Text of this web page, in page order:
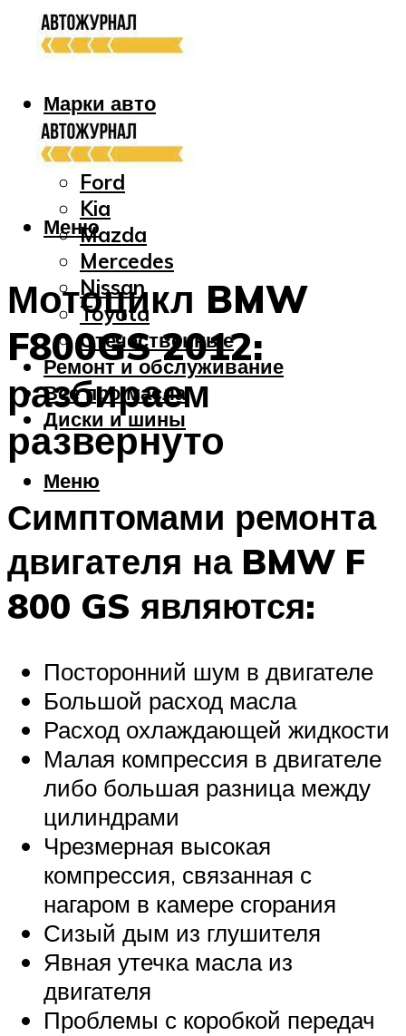
Марки авто
Audi
Bmw
Ford
Kia
Mazda
Mercedes
Nissan
Toyota
Отечественные
Ремонт и обслуживание
Все про масла
Диски и шины
Меню
Меню
Мотоцикл BMW
F800GS 2012:
разбираем
развернуто
Симптомами ремонта
двигателя на BMW F
800 GS являются:
Посторонний шум в двигателе
Большой расход масла
Расход охлаждающей жидкости
Малая компрессия в двигателе
либо большая разница между
цилиндрами
Чрезмерная высокая
компрессия, связанная с
нагаром в камере сгорания
Сизый дым из глушителя
Явная утечка масла из
двигателя
Проблемы с коробкой передач